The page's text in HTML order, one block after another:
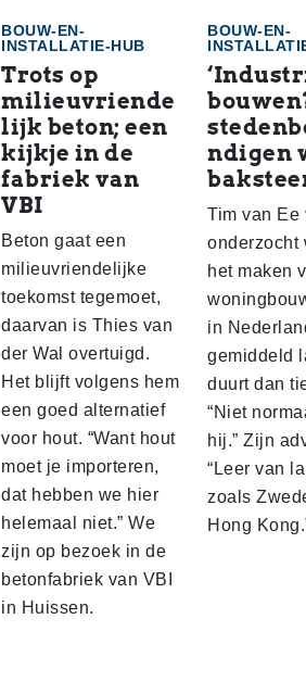
BOUW-EN-
INSTALLATIE-HUB
Trots op
milieuvriende
lijk beton; een
kijkje in de
fabriek van
VBI
Beton gaat een
milieuvriendelijke
toekomst tegemoet,
daarvan is Thies van
der Wal overtuigd.
Het blijft volgens hem
een goed alternatief
voor hout. “Want hout
moet je importeren,
dat hebben we hier
helemaal niet.” We
zijn op bezoek in de
betonfabriek van VBI
in Huissen.
BOUW-EN-
ndigen
Tim van Ee
onderzocht
het maken
in
gemiddeld
duurt dan
“Niet
hij.” Zijn
“Leer van
zoals
Hong